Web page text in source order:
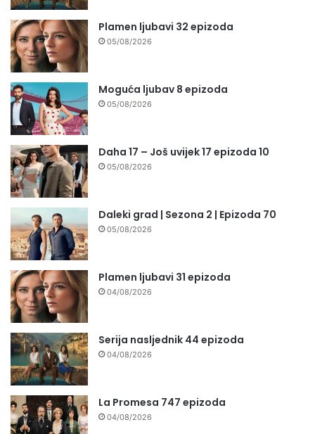
Plamen ljubavi 32 epizoda
05/08/2026
Moguća ljubav 8 epizoda
05/08/2026
Daha 17 – Još uvijek 17 epizoda 10
05/08/2026
Daleki grad | Sezona 2 | Epizoda 70
05/08/2026
Plamen ljubavi 31 epizoda
04/08/2026
Serija nasljednik 44 epizoda
04/08/2026
La Promesa 747 epizoda
04/08/2026